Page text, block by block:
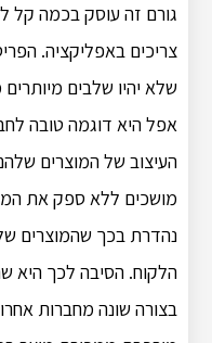
גורם זה עוסק בכמה
צריכים באפליקציה.
שלא יהיו שלבים
אפל היא דוגמה טובה
העיצוב של המוצרים
מושכים ללא ספק את
נהדרת בכך שהמוצרים
הלקוח. הסיבה לכך היא
בצורה שונה מחברות